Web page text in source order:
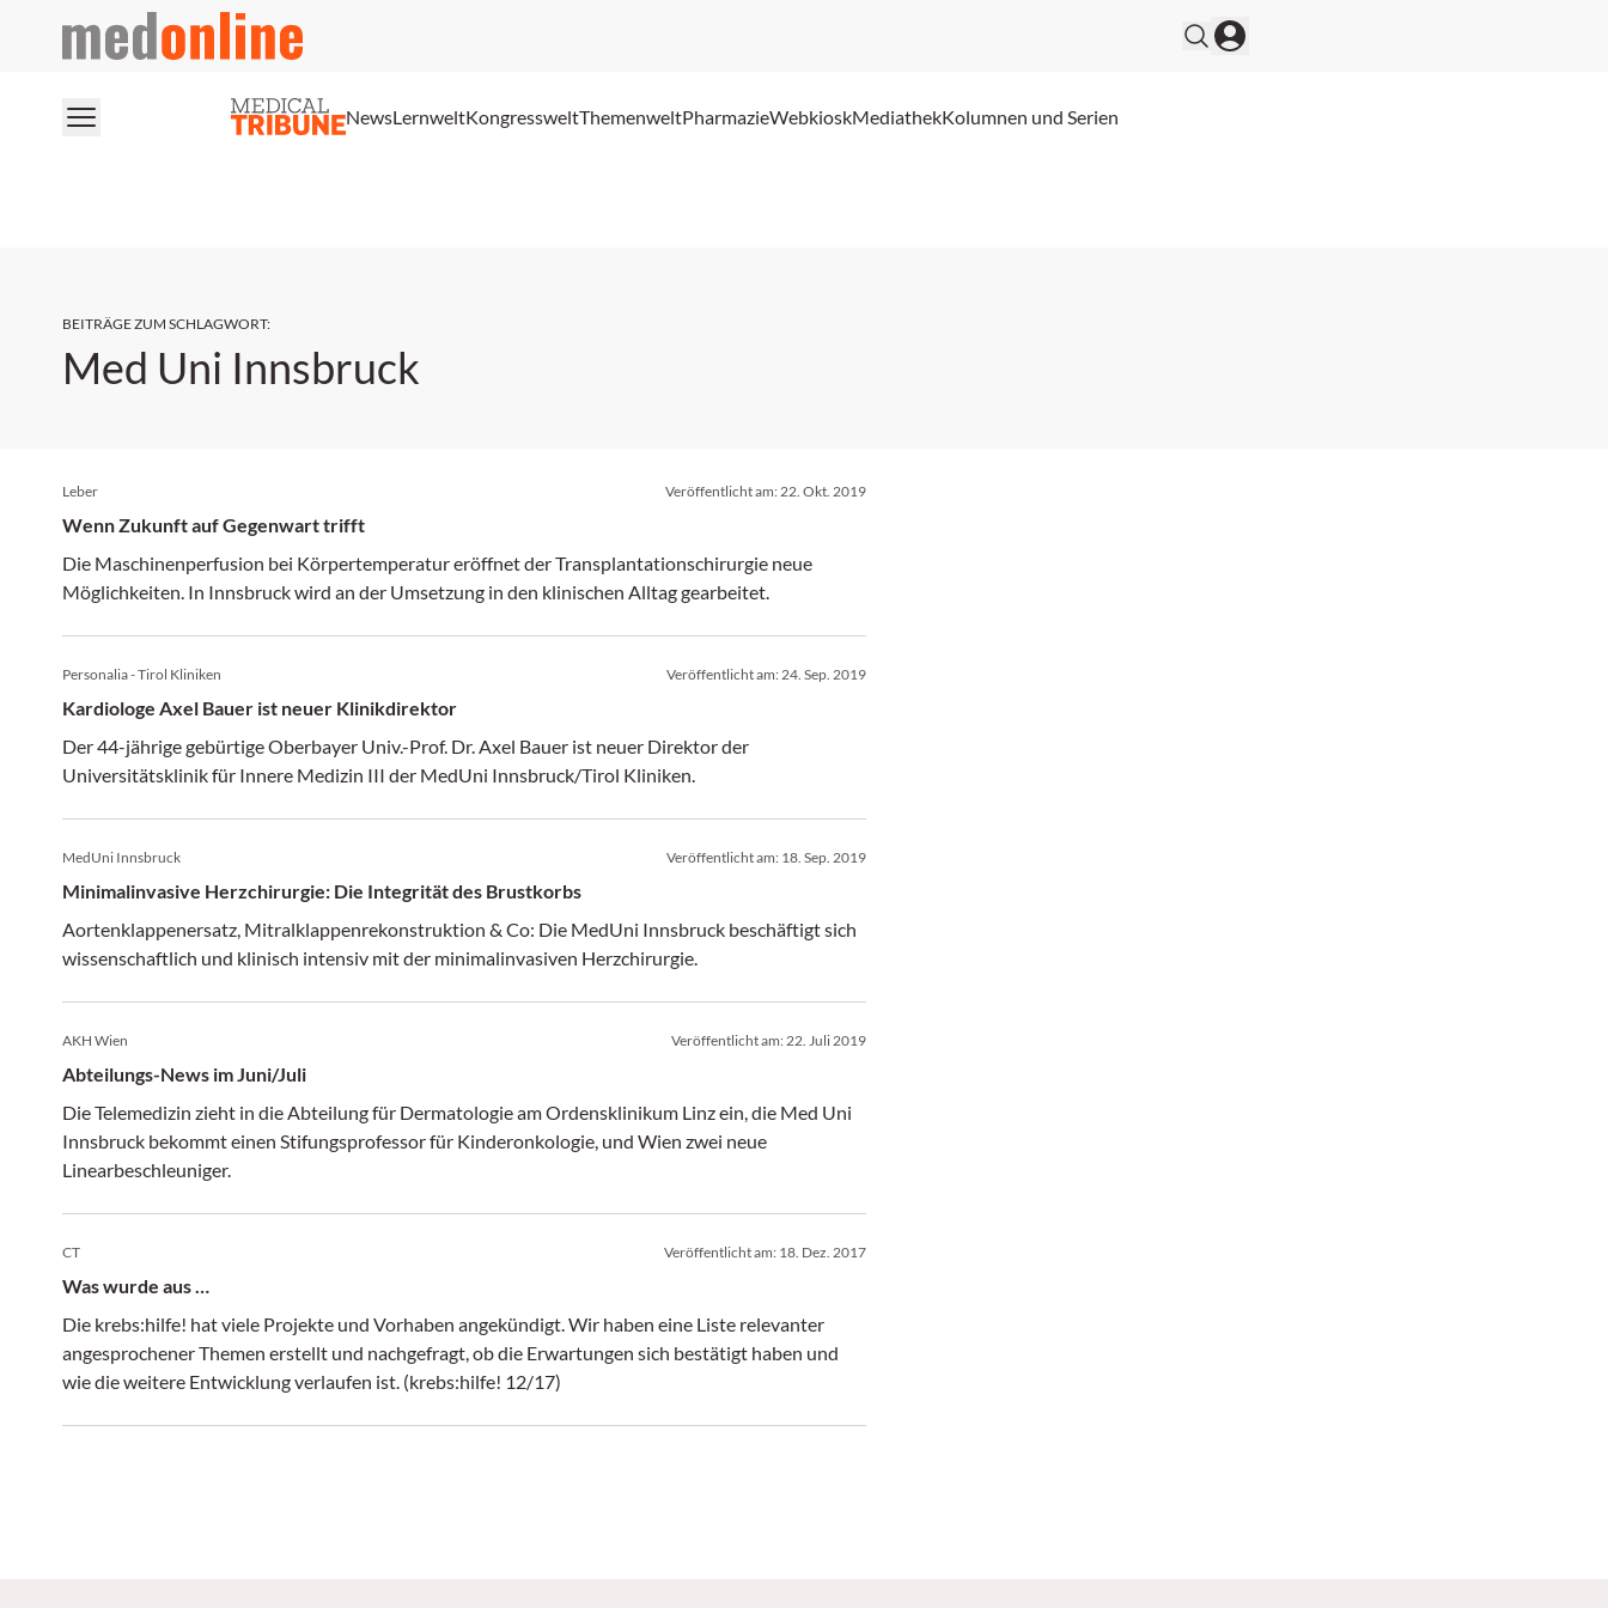
medonline
NewsLernweltKongressweltThemenweltPharmazieWebkioskMediathekKolumnen und Serien
BEITRÄGE ZUM SCHLAGWORT:
Med Uni Innsbruck
Leber Veröffentlicht am:22. Okt. 2019
Wenn Zukunft auf Gegenwart trifft
Die Maschinenperfusion bei Körpertemperatur eröffnet der Transplantationschirurgie neue
Möglichkeiten. In Innsbruck wird an der Umsetzung in den klinischen Alltag gearbeitet.
Personalia - Tirol Kliniken Veröffentlicht am:24. Sep. 2019
Kardiologe Axel Bauer ist neuer Klinikdirektor
Der 44-jährige gebürtige Oberbayer Univ.-Prof. Dr. Axel Bauer ist neuer Direktor der
Universitätsklinik für Innere Medizin III der MedUni Innsbruck/Tirol Kliniken.
MedUni Innsbruck Veröffentlicht am: 18. Sep. 2019
Minimalinvasive Herzchirurgie: Die Integrität des Brustkorbs
Aortenklappenersatz, Mitralklappenrekonstruktion & Co: Die MedUni Innsbruck beschäftigt sich
wissenschaftlich und klinisch intensiv mit der minimalinvasiven Herzchirurgie.
AKH Wien Veröffentlicht am:22. Juli 2019
Abteilungs-News im Juni/Juli
Die Telemedizin zieht in die Abteilung für Dermatologie am Ordensklinikum Linz ein, die Med Uni
Innsbruck bekommt einen Stifungsprofessor für Kinderonkologie, und Wien zwei neue
Linearbeschleuniger.
CT Veröffentlicht am: 18. Dez. 2017
Was wurde aus …
Die krebs:hilfe! hat viele Projekte und Vorhaben angekündigt. Wir haben eine Liste relevanter
angesprochener Themen erstellt und nachgefragt, ob die Erwartungen sich bestätigt haben und
wie die weitere Entwicklung verlaufen ist. (krebs:hilfe! 12/17)